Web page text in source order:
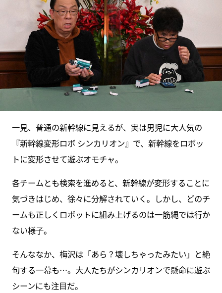
一見、普通の新幹線に見えるが、実は男児に大人気の
『新幹線変形ロボ シンカリオン』で、新幹線をロボッ
トに変形させて遊ぶオモチャ。
各チームとも検索を進めると、新幹線が変形することに
気づきはじめ、徐々に分解されていく。しかし、どのチ
ームも正しくロボットに組み上げるのは一筋縄では行か
ない様子。
そんななか、梅沢は「あら？壊しちゃったみたい」と絶
句する一幕も…。大人たちがシンカリオンで懸命に遊ぶ
シーンにも注目だ。